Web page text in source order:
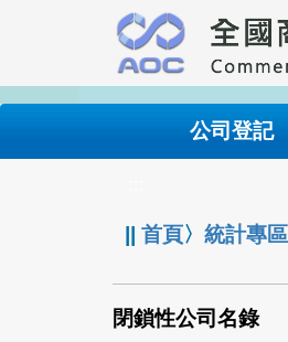
要
內
公司登記
||首頁〉統計專區
閉鎖性公司名錄